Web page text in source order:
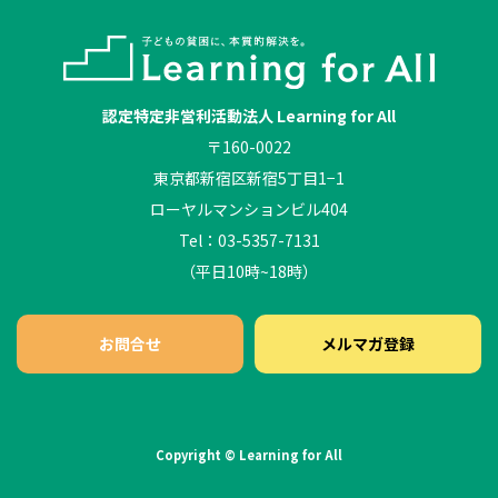
認定特定非営利活動法人 Learning for All
〒160-0022
東京都新宿区新宿5丁目1−1
ローヤルマンションビル404
Tel：03-5357-7131
（平日10時~18時）
お問合せ メルマガ登録
Copyright © Learning for All